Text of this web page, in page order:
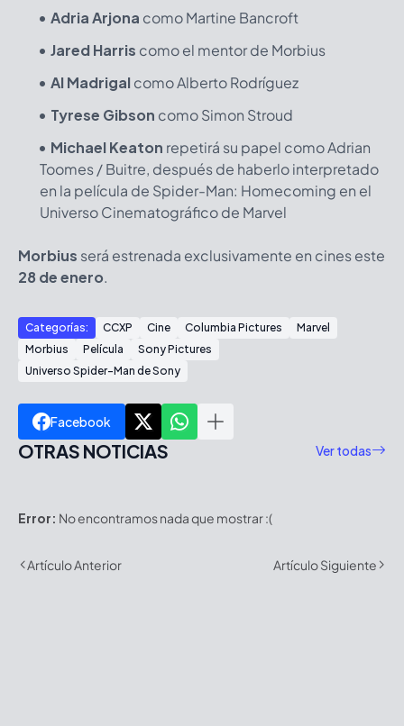
Adria Arjona como Martine Bancroft
Jared Harris como el mentor de Morbius
Al Madrigalcomo Alberto Rodríguez
Tyrese Gibson como Simon Stroud
Michael Keaton repetirá su papel como Adrian
Toomes / Buitre, después de haberlo interpretado
en la película de Spider-Man: Homecoming en el
Universo Cinematográfico de Marvel
Morbius será estrenada exclusivamente en cines este
28 de enero.
Categorías: CCXP Cine Columbia Pictures
Marvel
Morbius
Película
Sony Pictures
Universo Spider-Man de Sony
Facebook
OTRAS NOTICIAS Ver todas
Error: No encontramos nada que mostrar :(
Artículo Anterior Artículo Siguiente